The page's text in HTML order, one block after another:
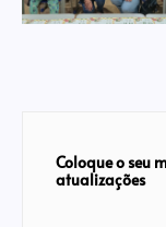
Coloque o seu
atualizações